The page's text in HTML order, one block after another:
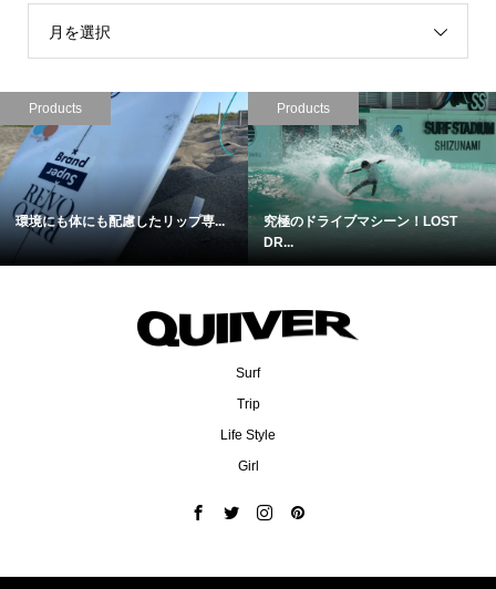
月を選択
Products
待望のモデル２！さらに進化したL...
Products
2人のワールドチャンピオンが
Surf
Trip
Life Style
Girl